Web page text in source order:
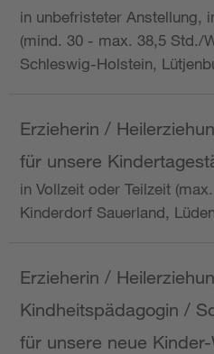
in unbefristeter Anstellung,
(mind. 30 - max. 38,5 Std./
Schleswig-Holstein,
Erzieherin /
für unsere
in Vollzeit oder Teilzeit
Kinderdorf Sauerland,
Erzieherin /
Kindheitspädagogin /
für unsere neue